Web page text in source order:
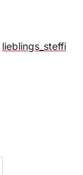
lieblings_steffi